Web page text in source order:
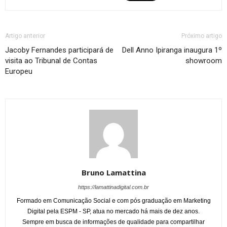
Artigo anterior
Jacoby Fernandes participará de
visita ao Tribunal de Contas
Europeu
Próximo artigo
Dell Anno Ipiranga inaugura 1º
showroom
Bruno Lamattina
https://lamattinadigital.com.br
Formado em Comunicação Social e com pós graduação em Marketing
Digital pela ESPM - SP, atua no mercado há mais de dez anos.
Sempre em busca de informações de qualidade para compartilhar